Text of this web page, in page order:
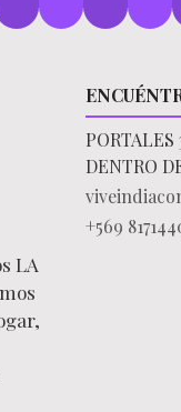
LA
DENTRO
+569